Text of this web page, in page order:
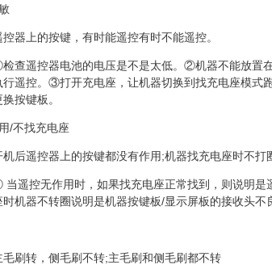
器上的按键，有时能遥控有时不能遥控。
查遥控器电池的电压是不是太低。②机器不能放置
行遥控。③打开充电座，让机器切换到找充电座模式
按键板。
/不找充电座
后遥控器上的按键都没有作用;机器找充电座时不打
遥控无作用时，如果找充电座正常找到，则说明是
机器不转圈说明是机器按键板/显示屏板的接收头
刷转，侧毛刷不转;主毛刷和侧毛刷都不转